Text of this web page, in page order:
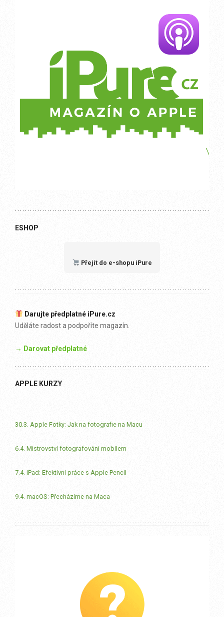
ESHOP
Přejít do e-shopu iPure
Darujte předplatné iPure.cz
Uděláte radost a podpoříte magazín.
→ Darovat předplatné
APPLE KURZY
30.3. Apple Fotky: Jak na fotografie na Macu
6.4. Mistrovství fotografování mobilem
7.4. iPad: Efektivní práce s Apple Pencil
9.4. macOS: Přecházíme na Maca